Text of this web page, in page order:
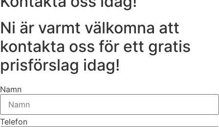
Ni är varmt välkomna att
kontakta oss för ett gratis
prisförslag idag!
Namn
Telefon